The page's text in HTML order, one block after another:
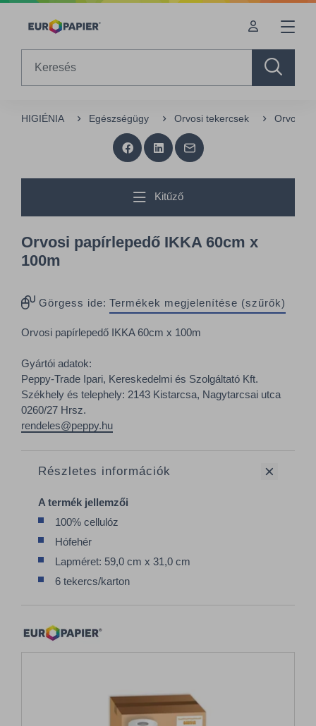
Table Of Content
Az Önt érdeklő termékek
HIGIÉNIA Egészségügy Orvosi tekercsek Orvosi
Kitűző
Orvosi papírlepedő IKKA 60cm x
100m
Görgess ide: Termékek megjelenítése (szűrők)
Orvosi papírlepedő IKKA 60cm x 100m
Gyártói adatok:
Peppy-Trade Ipari, Kereskedelmi és Szolgáltató Kft.
Székhely és telephely: 2143 Kistarcsa, Nagytarcsai utca
0260/27 Hrsz.
rendeles@peppy.hu
Részletes információk
A termék jellemzői
100% cellulóz
Hófehér
Lapméret: 59,0 cm x 31,0 cm
6 tekercs/karton